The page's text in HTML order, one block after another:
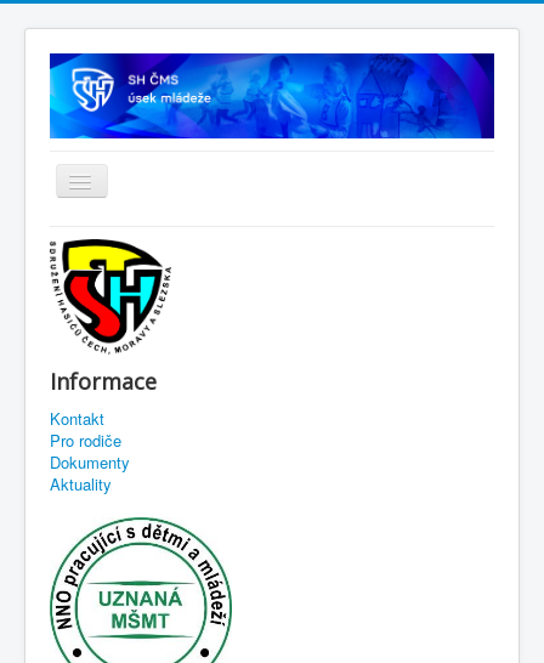
Informace
Kontakt
Pro rodiče
Dokumenty
Aktuality